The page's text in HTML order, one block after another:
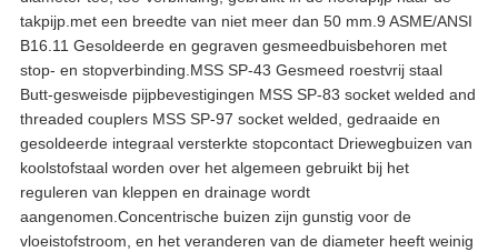
takpijp.met een breedte van niet meer dan 50 mm.9 ASME/ANSI
B16.11 Gesoldeerde en gegraven gesmeedbuisbehoren met
stop- en stopverbinding.MSS SP-43 Gesmeed roestvrij staal
Butt-gesweisde pijpbevestigingen MSS SP-83 socket welded and
threaded couplers MSS SP-97 socket welded, gedraaide en
gesoldeerde integraal versterkte stopcontact Driewegbuizen van
koolstofstaal worden over het algemeen gebruikt bij het
reguleren van kleppen en drainage wordt
aangenomen.Concentrische buizen zijn gunstig voor de
vloeistofstroom, en het veranderen van de diameter heeft weinig